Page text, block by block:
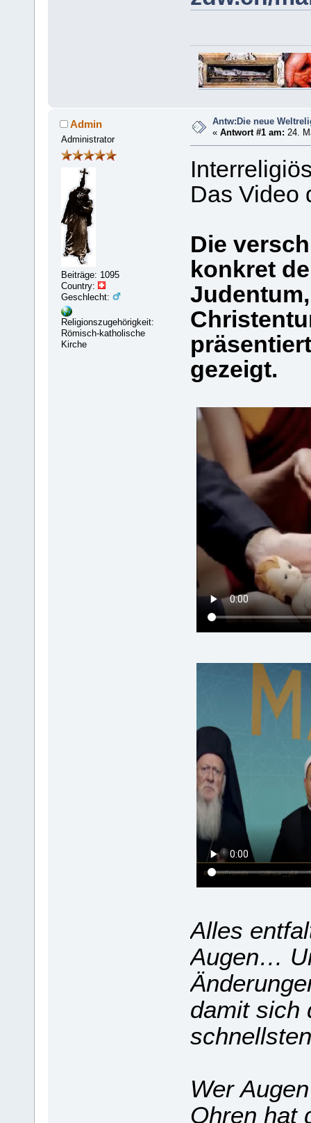
Admin
Administrator
Beiträge: 1095
Country:
Geschlecht:
Religionszugehörigkeit:
Römisch-katholische
Kirche
Antw:Die neue
«Antwort #1 am: 24.
Das Video
Die
konkret
gezeigt.
Alles
Augen…
damit sich
Wer
Ohren hat